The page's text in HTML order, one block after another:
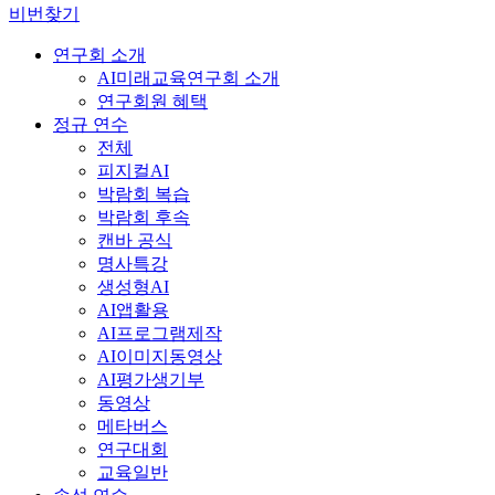
비번찾기
연구회 소개
AI미래교육연구회 소개
연구회원 혜택
정규 연수
전체
피지컬AI
박람회 복습
박람회 후속
캔바 공식
명사특강
생성형AI
AI앱활용
AI프로그램제작
AI이미지동영상
AI평가생기부
동영상
메타버스
연구대회
교육일반